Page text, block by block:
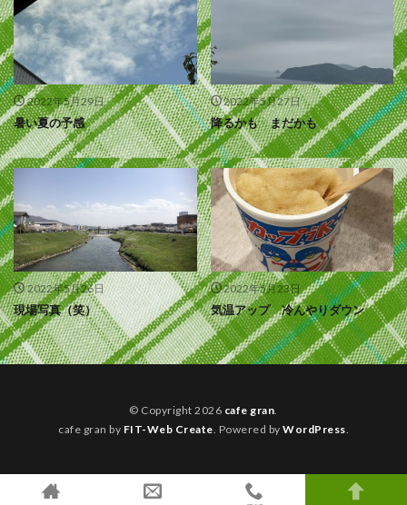
2022年5月29日
暑い夏の予感
2022年5月27日
降るかも まだかも
2022年5月26日
現場写真（笑）
2022年5月23日
気温アップ 冷んやりダウン
© Copyright 2026 cafe gran
cafe gran by FIT-Web Create . Powered by WordPress